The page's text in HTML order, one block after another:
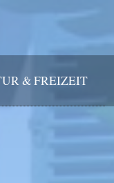
& FREIZEIT